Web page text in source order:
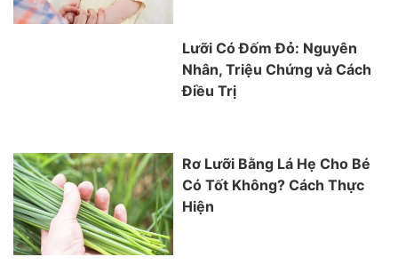
Lưỡi Có Đốm Đỏ: Nguyên
Nhân, Triệu Chứng và Cách
Điều Trị
Rơ Lưỡi Bằng Lá Hẹ Cho Bé
Có Tốt Không? Cách Thực
Hiện